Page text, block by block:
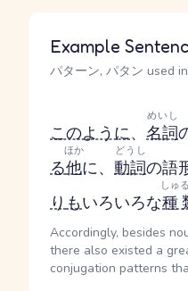
Example
パターン, パタン used
このように、 名詞
めいし
る他
ほか
に、 動詞
どうし
の語
りもいろいろな種
しゅ
Accordingly, besides
there also existed a
conjugation patterns